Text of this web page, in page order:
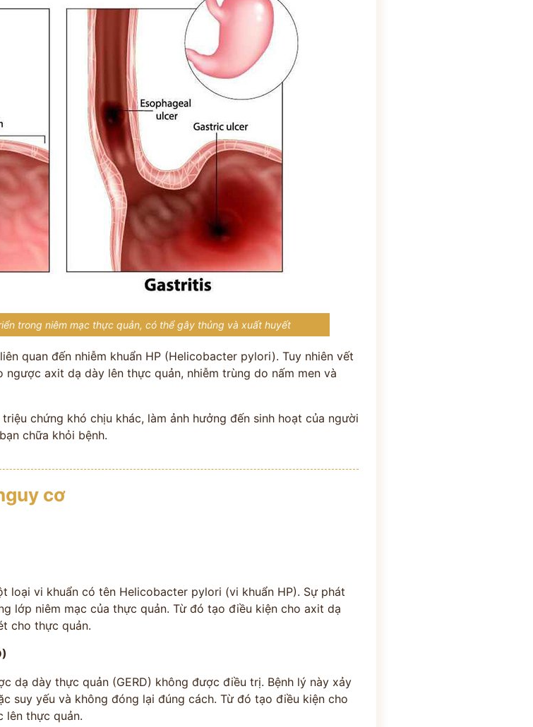
trong niêm mạc thực quản, có thể gây thủng và xuất huyết
quan đến nhiễm khuẩn HP (Helicobacter pylori). Tuy nhiên vết
axit dạ dày lên thực quản, nhiễm trùng do nấm men và
chứng khó chịu khác, làm ảnh hưởng đến sinh hoạt của người
chữa khỏi bệnh.
cơ
loại vi khuẩn có tên Helicobacter pylori (vi khuẩn HP). Sự phát
lớp niêm mạc của thực quản. Từ đó tạo điều kiện cho axit dạ
cho thực quản.
dạ dày thực quản (GERD) không được điều trị. Bệnh lý này xảy
suy yếu và không đóng lại đúng cách. Từ đó tạo điều kiện cho
lên thực quản.
ĐỘI NGŨ Y BÁC SĨ
ĐỖ MINH ĐƯỜNG